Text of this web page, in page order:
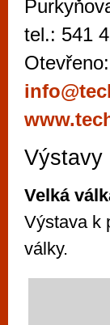
tel.: 541
Výstavy
Velká
Výstava k
války.
Mimo jiné
po